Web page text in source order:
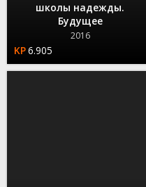
школы надежды.
Будущее
2016
6.905